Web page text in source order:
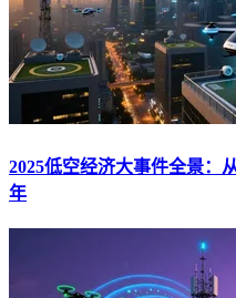
2025低空经济大事件全景：
年